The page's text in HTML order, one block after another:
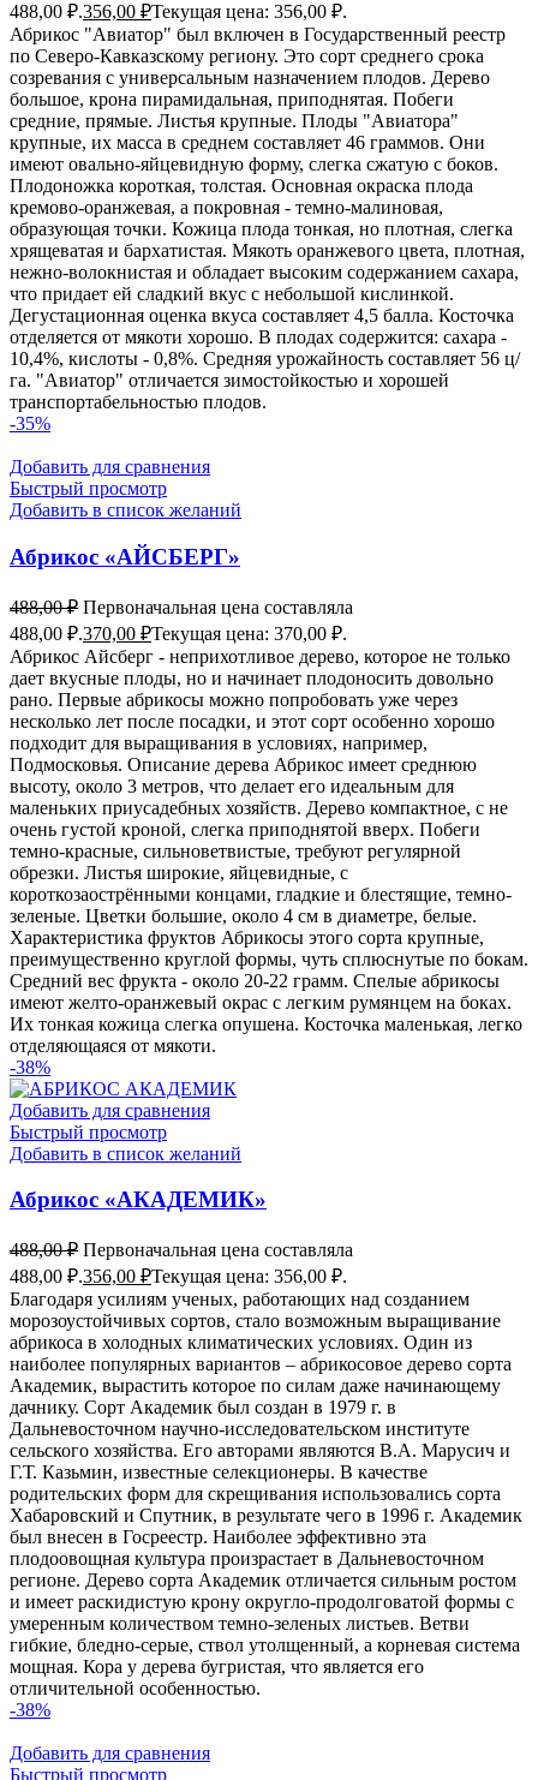
488,00 ₽.356,00 ₽Текущая цена: 356,00 ₽.
Абрикос "Авиатор" был включен в Государственный реестр
по Северо-Кавказскому региону. Это сорт среднего срока
созревания с универсальным назначением плодов. Дерево
большое, крона пирамидальная, приподнятая. Побеги
средние, прямые. Листья крупные. Плоды "Авиатора"
крупные, их масса в среднем составляет 46 граммов. Они
имеют овально-яйцевидную форму, слегка сжатую с боков.
Плодоножка короткая, толстая. Основная окраска плода
кремово-оранжевая, а покровная - темно-малиновая,
образующая точки. Кожица плода тонкая, но плотная, слегка
хрящеватая и бархатистая. Мякоть оранжевого цвета, плотная,
нежно-волокнистая и обладает высоким содержанием сахара,
что придает ей сладкий вкус с небольшой кислинкой.
Дегустационная оценка вкуса составляет 4,5 балла. Косточка
отделяется от мякоти хорошо. В плодах содержится: сахара -
10,4%, кислоты - 0,8%. Средняя урожайность составляет 56 ц/
га. "Авиатор" отличается зимостойкостью и хорошей
транспортабельностью плодов.
-35%
Добавить для сравнения
Быстрый просмотр
Добавить в список желаний
Абрикос «АЙСБЕРГ»
488,00₽ Первоначальная цена составляла
488,00 ₽.370,00 ₽Текущая цена: 370,00 ₽.
Абрикос Айсберг - неприхотливое дерево, которое не только
дает вкусные плоды, но и начинает плодоносить довольно
рано. Первые абрикосы можно попробовать уже через
несколько лет после посадки, и этот сорт особенно хорошо
подходит для выращивания в условиях, например,
Подмосковья. Описание дерева Абрикос имеет среднюю
высоту, около 3 метров, что делает его идеальным для
маленьких приусадебных хозяйств. Дерево компактное, с не
очень густой кроной, слегка приподнятой вверх. Побеги
темно-красные, сильноветвистые, требуют регулярной
обрезки. Листья широкие, яйцевидные, с
короткозаострёнными концами, гладкие и блестящие, темно-
зеленые. Цветки большие, около 4 см в диаметре, белые.
Характеристика фруктов Абрикосы этого сорта крупные,
преимущественно круглой формы, чуть сплюснутые по бокам.
Средний вес фрукта - около 20-22 грамм. Спелые абрикосы
имеют желто-оранжевый окрас с легким румянцем на боках.
Их тонкая кожица слегка опушена. Косточка маленькая, легко
отделяющаяся от мякоти.
-38%
Добавить для сравнения
Быстрый просмотр
Добавить в список желаний
Абрикос «АКАДЕМИК»
488,00₽ Первоначальная цена составляла
488,00 ₽.356,00 ₽Текущая цена: 356,00 ₽.
Благодаря усилиям ученых, работающих над созданием
морозоустойчивых сортов, стало возможным выращивание
абрикоса в холодных климатических условиях. Один из
наиболее популярных вариантов – абрикосовое дерево сорта
Академик, вырастить которое по силам даже начинающему
дачнику. Сорт Академик был создан в 1979 г. в
Дальневосточном научно-исследовательском институте
сельского хозяйства. Его авторами являются В.А. Марусич и
Г.Т. Казьмин, известные селекционеры. В качестве
родительских форм для скрещивания использовались сорта
Хабаровский и Спутник, в результате чего в 1996 г. Академик
был внесен в Госреестр. Наиболее эффективно эта
плодоовощная культура произрастает в Дальневосточном
регионе. Дерево сорта Академик отличается сильным ростом
и имеет раскидистую крону округло-продолговатой формы с
умеренным количеством темно-зеленых листьев. Ветви
гибкие, бледно-серые, ствол утолщенный, а корневая система
мощная. Кора у дерева бугристая, что является его
отличительной особенностью.
-38%
Добавить для сравнения
Быстрый просмотр